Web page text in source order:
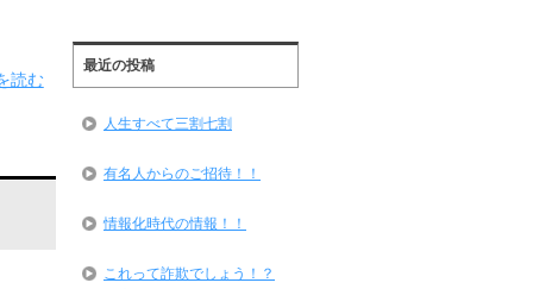
読む
最近の投稿
人生すべて三割七割
有名人からのご招待！！
情報化時代の情報！！
これって詐欺でしょう！？